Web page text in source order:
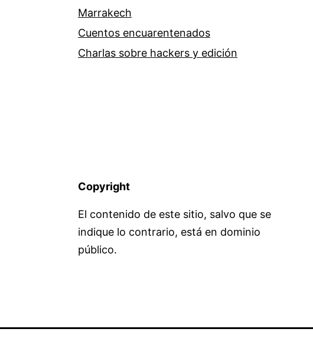
Marrakech
Cuentos encuarentenados
Charlas sobre hackers y edición
Copyright
El contenido de este sitio, salvo que se
indique lo contrario, está en dominio
público.